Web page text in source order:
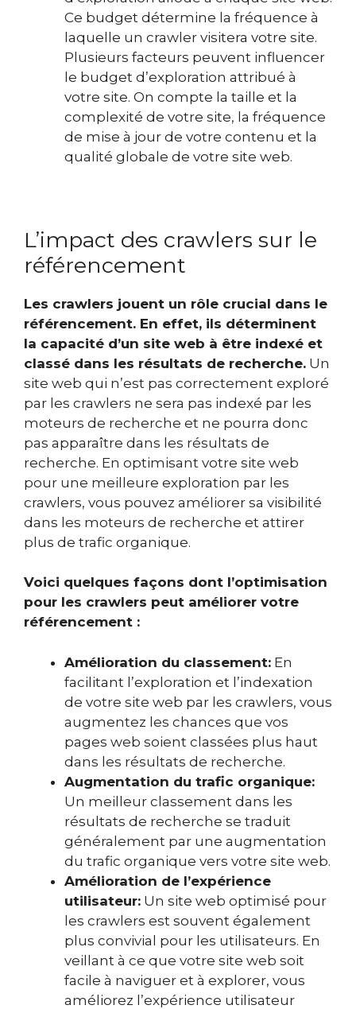
Ce budget détermine la fréquence à
laquelle un crawler visitera votre site.
Plusieurs facteurs peuvent influencer
le budget d’exploration attribué à
votre site. On compte la taille et la
complexité de votre site, la fréquence
de mise à jour de votre contenu et la
qualité globale de votre site web.
L’impact des crawlers sur le
référencement
Les crawlers jouent un rôle crucial dans le
référencement. En effet, ils déterminent
la capacité d’un site web à être indexé et
classé dans les résultats de recherche. Un
site web qui n’est pas correctement exploré
par les crawlers ne sera pas indexé par les
moteurs de recherche et ne pourra donc
pas apparaître dans les résultats de
recherche. En optimisant votre site web
pour une meilleure exploration par les
crawlers, vous pouvez améliorer sa visibilité
dans les moteurs de recherche et attirer
plus de trafic organique.
Voici quelques façons dont l’optimisation
pour les crawlers peut améliorer votre
référencement :
Amélioration du classement: En
facilitant l’exploration et l’indexation
de votre site web par les crawlers, vous
augmentez les chances que vos
pages web soient classées plus haut
dans les résultats de recherche.
Augmentation du trafic organique:
Un meilleur classement dans les
résultats de recherche se traduit
généralement par une augmentation
du trafic organique vers votre site web.
Amélioration de l’expérience
utilisateur: Un site web optimisé pour
les crawlers est souvent également
plus convivial pour les utilisateurs. En
veillant à ce que votre site web soit
facile à naviguer et à explorer, vous
améliorez l’expérience utilisateur